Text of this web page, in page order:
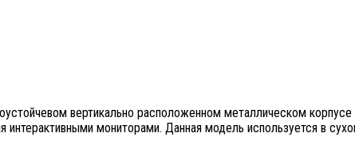
вертикально расположенном металлическом
мониторами. Данная модель используется в